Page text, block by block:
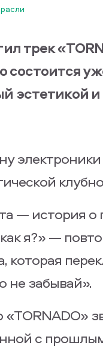
трек
состоится
эстетикой
— история о
я?» —
которая
не забывай».
с